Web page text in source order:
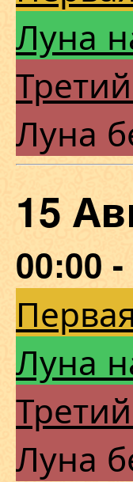
Луна
Луна
15
00:00
Луна
Луна